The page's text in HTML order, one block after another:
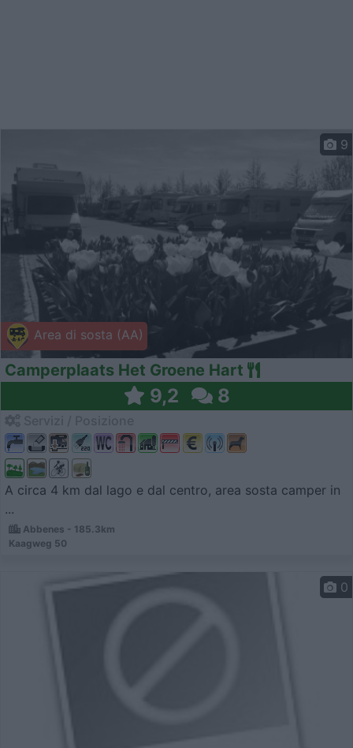
Area di sosta (AA)
9
Camperplaats Het Groene Hart
9,2 8
A circa 4 km dal lago e dal centro, area sosta camper in
...
Abbenes - 185.3km
Kaagweg 50
0